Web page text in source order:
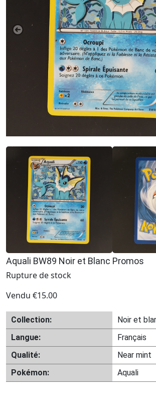
Aquali BW89 Noir et Blanc Promos
Rupture de stock
Vendu €15.00
Collection:
Noir et
Langue:
Français
Qualité:
Near mint
Pokémon:
Aquali